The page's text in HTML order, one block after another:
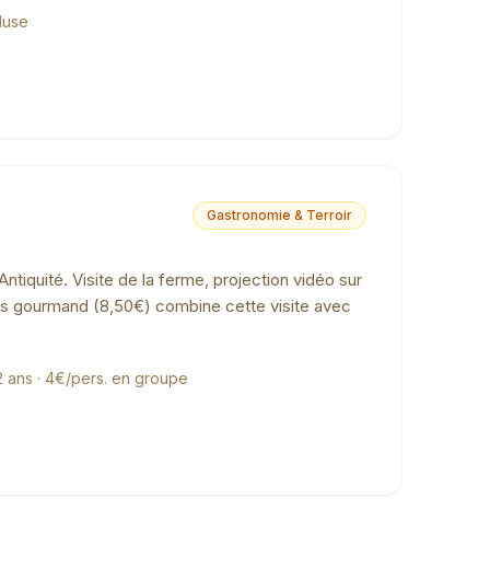
Gastronomie & Terroir
Visite de la ferme, projection vidéo sur
gourmand (8,50€) combine cette visite avec
ans · 4€/pers. en groupe